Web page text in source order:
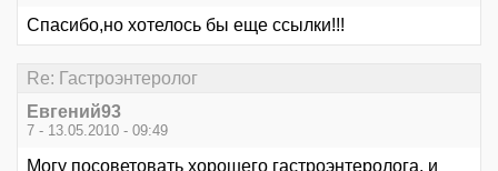
Спасибо,но хотелось бы еще ссылки!!!
Re: Гастроэнтеролог
Евгений93
7 - 13.05.2010 - 09:49
Могу посоветовать хорошего гастроэнтеролога. и